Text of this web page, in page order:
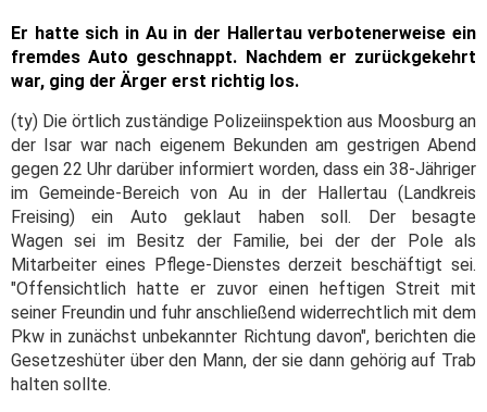
Er hatte sich in Au in der Hallertau verbotenerweise ein
fremdes Auto geschnappt. Nachdem er zurückgekehrt
war, ging der Ärger erst richtig los.
(ty) Die örtlich zuständige Polizeiinspektion aus Moosburg an
der Isar war nach eigenem Bekunden am gestrigen Abend
gegen 22 Uhr darüber informiert worden, dass ein 38-Jähriger
im Gemeinde-Bereich von Au in der Hallertau (Landkreis
Freising) ein Auto geklaut haben soll. Der besagte
Wagen sei im Besitz der Familie, bei der der Pole als
Mitarbeiter eines Pflege-Dienstes derzeit beschäftigt sei.
"Offensichtlich hatte er zuvor einen heftigen Streit mit
seiner Freundin und fuhr anschließend widerrechtlich mit dem
Pkw in zunächst unbekannter Richtung davon", berichten die
Gesetzeshüter über den Mann, der sie dann gehörig auf Trab
halten sollte.